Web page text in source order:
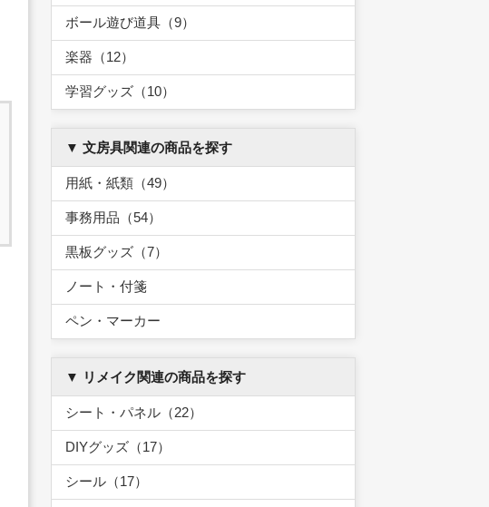
ボール遊び道具（9）
楽器（12）
学習グッズ（10）
▼ 文房具関連の商品を探す
用紙・紙類（49）
事務用品（54）
黒板グッズ（7）
ノート・付箋
ペン・マーカー
▼ リメイク関連の商品を探す
シート・パネル（22）
DIYグッズ（17）
シール（17）